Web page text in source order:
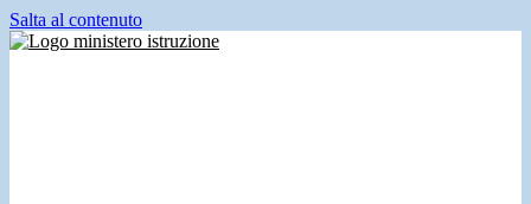
Salta al contenuto